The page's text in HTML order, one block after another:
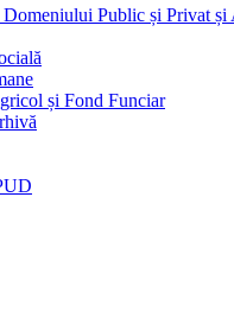
Public și Privat și
și Fond Funciar